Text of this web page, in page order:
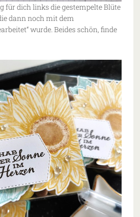
für dich links die gestempelte Blüte
dann noch mit dem
wurde. Beides schön, finde